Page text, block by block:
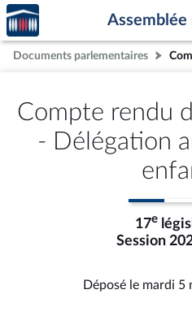
Aller au contenu
Aller en bas de la page
Accèder
à la
page
d'accueil
Assemblée
Documents parlementaires
Compte rendu
- Délégation
17e
Session
Déposé le mardi 5